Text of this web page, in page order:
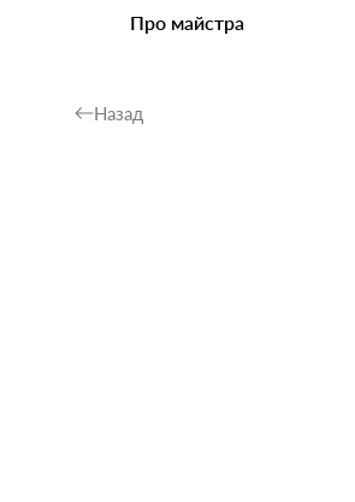
Про майстра
Назад